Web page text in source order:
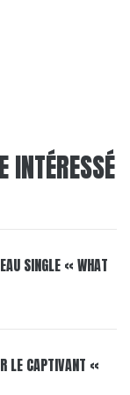
INTÉRESSÉ
SINGLE « WHAT
LE CAPTIVANT «